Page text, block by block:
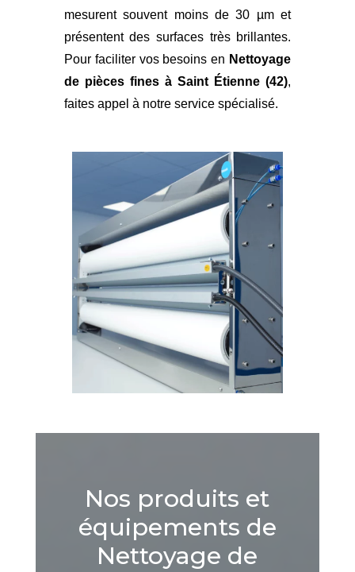
mesurent souvent moins de 30 µm et
présentent des surfaces très brillantes.
Pour faciliter vos besoins en Nettoyage
de pièces fines à Saint Étienne (42),
faites appel à notre service spécialisé.
Nos produits et
équipements de
Nettoyage de